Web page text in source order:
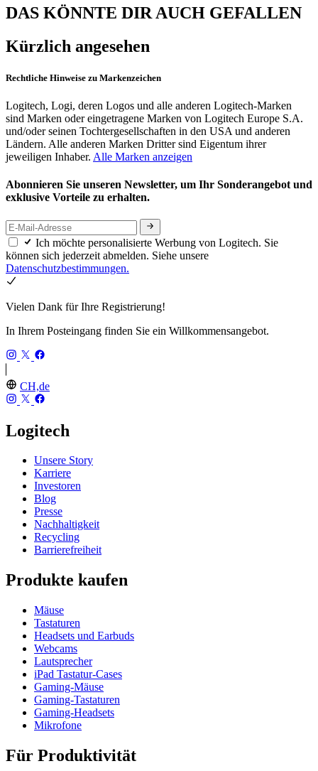
DAS KÖNNTE DIR AUCH GEFALLEN
Kürzlich angesehen
Rechtliche Hinweise zu Markenzeichen
Logitech, Logi, deren Logos und alle anderen Logitech-Marken
sind Marken oder eingetragene Marken von Logitech Europe S.A.
und/oder seinen Tochtergesellschaften in den USA und anderen
Ländern. Alle anderen Marken Dritter sind Eigentum ihrer
jeweiligen Inhaber. Alle Marken anzeigen
Abonnieren Sie unseren Newsletter, um Ihr Sonderangebot und
exklusive Vorteile zu erhalten.
Ich möchte personalisierte Werbung von Logitech. Sie
können sich jederzeit abmelden. Siehe unsere
Datenschutzbestimmungen.
Vielen Dank für Ihre Registrierung!
In Ihrem Posteingang finden Sie ein Willkommensangebot.
CH,de
Logitech
Unsere Story
Karriere
Investoren
Blog
Presse
Nachhaltigkeit
Recycling
Barrierefreiheit
Produkte kaufen
Mäuse
Tastaturen
Headsets und Earbuds
Webcams
Lautsprecher
iPad Tastatur-Cases
Gaming-Mäuse
Gaming-Tastaturen
Gaming-Headsets
Mikrofone
Für Produktivität